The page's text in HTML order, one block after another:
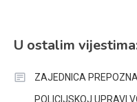
U ostalim
ZAJEDNICA
POLICIJSKOJ UPRAVI